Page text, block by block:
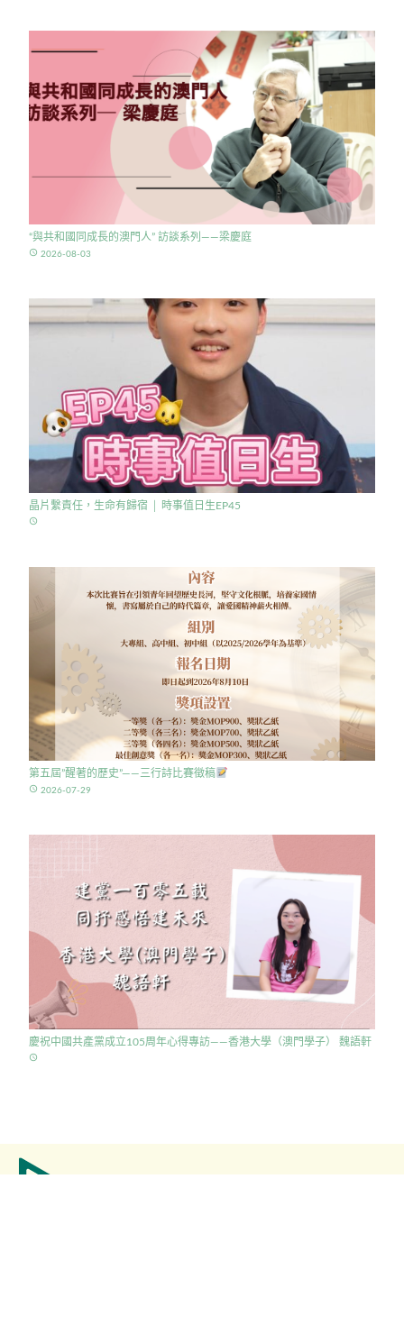
“與共和國同成長的澳門人” 訪談系列——梁慶庭
access_time 2026-08-03
晶片繫責任，生命有歸宿 │ 時事值日生EP45
access_time
第五屆”醒著的歷史”——三行詩比賽徵稿
access_time 2026-07-29
慶祝中國共產黨成立105周年心得專訪——香港大學（澳門學子） 魏語軒
access_time